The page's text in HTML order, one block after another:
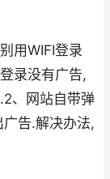
用WIFI登录
录没有广告,
、网站自带弹
告.解决办法,